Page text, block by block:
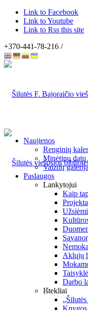
Link to Facebook
Link to Youtube
Link to Rss this site
+370-441-78-216 /
Naujienos
Renginių
Minėtinų datų
Vaizdų
Paslaugos
Lankytojui
Kaip
Aklųjų
Darbo
Ištekliai